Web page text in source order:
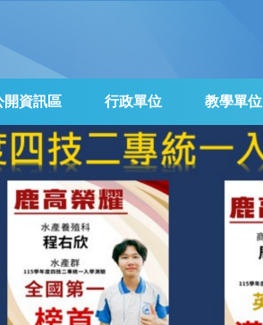
開資訊區 行政單位 教學單位